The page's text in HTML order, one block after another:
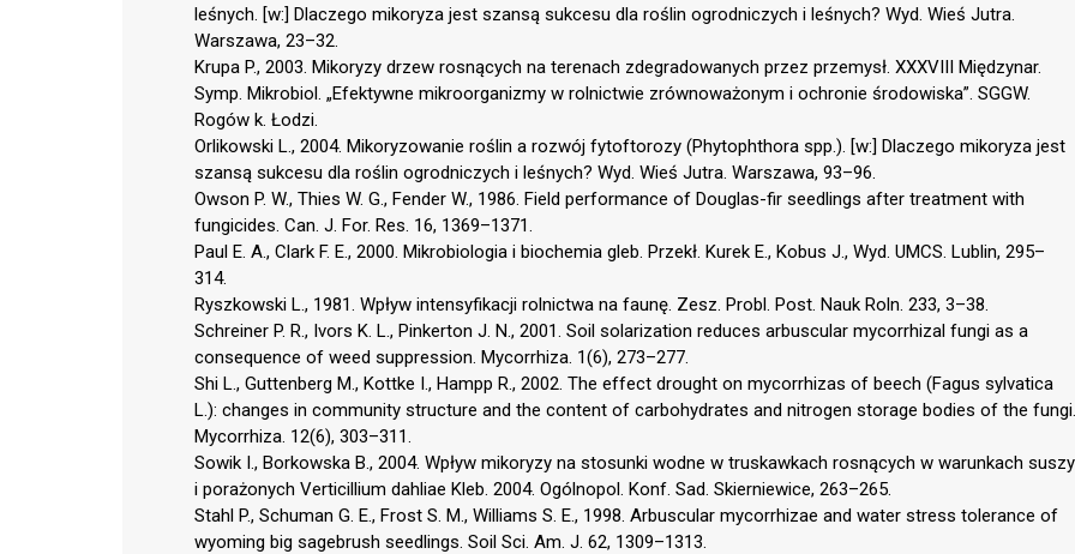
leśnych. [w:] Dlaczego mikoryza jest szansą sukcesu dla roślin ogrodniczych i leśnych? Wyd. Wieś Jutra.
Warszawa, 23–32.
Krupa P., 2003. Mikoryzy drzew rosnących na terenach zdegradowanych przez przemysł. XXXVIII Międzynar.
Symp. Mikrobiol. „Efektywne mikroorganizmy w rolnictwie zrównoważonym i ochronie środowiska”. SGGW.
Rogów k. Łodzi.
Orlikowski L., 2004. Mikoryzowanie roślin a rozwój fytoftorozy (Phytophthora spp.). [w:] Dlaczego mikoryza jest
szansą sukcesu dla roślin ogrodniczych i leśnych? Wyd. Wieś Jutra. Warszawa, 93–96.
Owson P. W., Thies W. G., Fender W., 1986. Field performance of Douglas-fir seedlings after treatment with
fungicides. Can. J. For. Res. 16, 1369–1371.
Paul E. A., Clark F. E., 2000. Mikrobiologia i biochemia gleb. Przekł. Kurek E., Kobus J., Wyd. UMCS. Lublin, 295–
314.
Ryszkowski L., 1981. Wpływ intensyfikacji rolnictwa na faunę. Zesz. Probl. Post. Nauk Roln. 233, 3–38.
Schreiner P. R., Ivors K. L., Pinkerton J. N., 2001. Soil solarization reduces arbuscular mycorrhizal fungi as a
consequence of weed suppression. Mycorrhiza. 1(6), 273–277.
Shi L., Guttenberg M., Kottke I., Hampp R., 2002. The effect drought on mycorrhizas of beech (Fagus sylvatica
L.): changes in community structure and the content of carbohydrates and nitrogen storage bodies of the fungi.
Mycorrhiza. 12(6), 303–311.
Sowik I., Borkowska B., 2004. Wpływ mikoryzy na stosunki wodne w truskawkach rosnących w warunkach suszy
i porażonych Verticillium dahliae Kleb. 2004. Ogólnopol. Konf. Sad. Skierniewice, 263–265.
Stahl P., Schuman G. E., Frost S. M., Williams S. E., 1998. Arbuscular mycorrhizae and water stress tolerance of
wyoming big sagebrush seedlings. Soil Sci. Am. J. 62, 1309–1313.